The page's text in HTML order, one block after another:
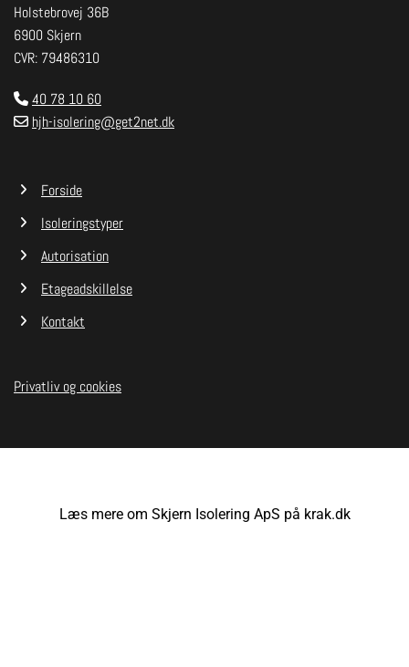
Holstebrovej 36B
6900 Skjern
CVR: 79486310
 40 78 10 60
 hjh-isolering@get2net.dk
Forside
Isoleringstyper
Autorisation
Etageadskillelse
Kontakt
Privatliv og cookies
Læs mere om Skjern Isolering ApS på krak.dk